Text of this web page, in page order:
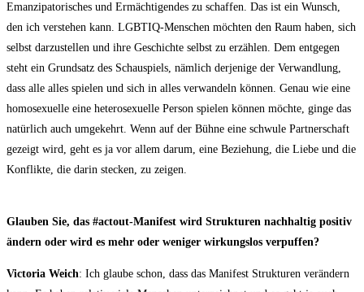
Eman­zi­pa­to­ri­sches und Ermäch­ti­gen­des zu schaf­fen. Das ist ein Wunsch,
den ich ver­ste­hen kann. LGBTIQ-Men­schen möch­ten den Raum haben, sich
selbst dar­zu­stel­len und ihre Geschich­te selbst zu erzäh­len. Dem ent­ge­gen
steht ein Grund­satz des Schau­spiels, näm­lich der­je­ni­ge der Ver­wand­lung,
dass alle alles spie­len und sich in alles ver­wan­deln kön­nen. Genau wie eine
homo­se­xu­el­le eine hete­ro­se­xu­el­le Per­son spie­len kön­nen möch­te, gin­ge das
natür­lich auch umge­kehrt. Wenn auf der Büh­ne eine schwu­le Part­ner­schaft
gezeigt wird, geht es ja vor allem dar­um, eine Bezie­hung, die Lie­be und die
Kon­flik­te, die dar­in ste­cken, zu zeigen.
Glau­ben Sie, das #actout-Mani­fest wird Struk­tu­ren nach­hal­tig posi­tiv
ändern oder wird es mehr oder weni­ger wir­kungs­los verpuffen?
Vic­to­ria Weich: Ich glau­be schon, dass das Mani­fest Struk­tu­ren ver­än­dern